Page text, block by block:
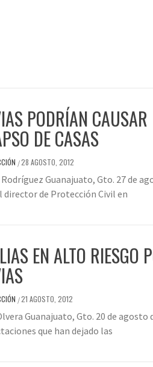
PODRÍAN CAUSAR
DE CASAS
/28 AGOSTO, 2012
Guanajuato, Gto. 27 de
director de Protección Civil en
EN ALTO RIESGO
/21 AGOSTO, 2012
Guanajuato, Gto. 20 de agosto
que han dejado las